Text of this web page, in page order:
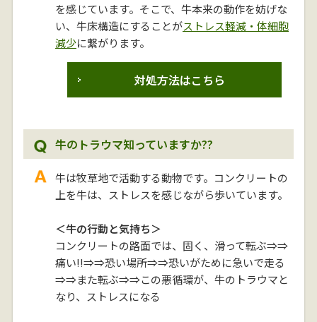
を感じています。そこで、牛本来の動作を妨げな
い、牛床構造にすることがストレス軽減・体細胞
減少に繋がります。
対処方法はこちら
牛のトラウマ知っていますか??
牛は牧草地で活動する動物です。コンクリートの
上を牛は、ストレスを感じながら歩いています。
＜牛の行動と気持ち＞
コンクリートの路面では、固く、滑って転ぶ⇒⇒
痛い!!⇒⇒恐い場所⇒⇒恐いがために急いで走る
⇒⇒また転ぶ⇒⇒この悪循環が、牛のトラウマと
なり、ストレスになる